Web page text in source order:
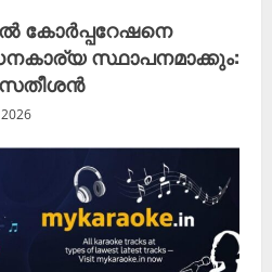
കോർപ്പറേഷനെ
സ്ഥാപനമാക്കും:
സതീശൻ